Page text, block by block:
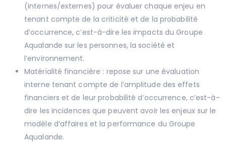
(internes/externes) pour évaluer chaque enjeu en
tenant compte de la criticité et de la probabilité
d’occurrence, c’est-à-dire les impacts du Groupe
Aqualande sur les personnes, la société et
l’environnement.
Matérialité financière : repose sur une évaluation
interne tenant compte de l’amplitude des effets
financiers et de leur probabilité d’occurrence, c’est-à-
dire les incidences que peuvent avoir les enjeux sur le
modèle d’affaires et la performance du Groupe
Aqualande.